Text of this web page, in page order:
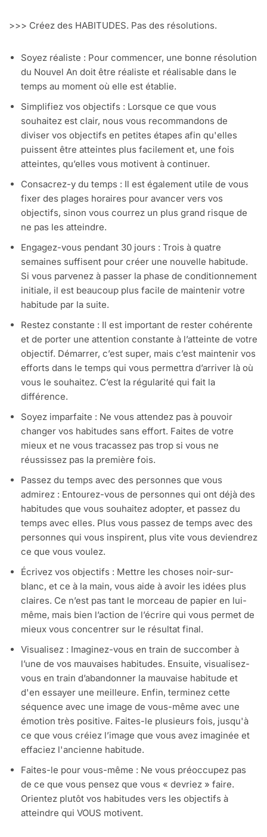
>>> Créez des HABITUDES. Pas des résolutions.
Soyez réaliste : Pour commencer, une bonne résolution
du Nouvel An doit être réaliste et réalisable dans le
temps au moment où elle est établie.
Simplifiez vos objectifs : Lorsque ce que vous
souhaitez est clair, nous vous recommandons de
diviser vos objectifs en petites étapes afin qu'elles
puissent être atteintes plus facilement et, une fois
atteintes, qu’elles vous motivent à continuer.
Consacrez-y du temps : Il est également utile de vous
fixer des plages horaires pour avancer vers vos
objectifs, sinon vous courrez un plus grand risque de
ne pas les atteindre.
Engagez-vous pendant 30 jours : Trois à quatre
semaines suffisent pour créer une nouvelle habitude.
Si vous parvenez à passer la phase de conditionnement
initiale, il est beaucoup plus facile de maintenir votre
habitude par la suite.
Restez constante : Il est important de rester cohérente
et de porter une attention constante à l’atteinte de votre
objectif. Démarrer, c’est super, mais c’est maintenir vos
efforts dans le temps qui vous permettra d’arriver là où
vous le souhaitez. C’est la régularité qui fait la
différence.
Soyez imparfaite : Ne vous attendez pas à pouvoir
changer vos habitudes sans effort. Faites de votre
mieux et ne vous tracassez pas trop si vous ne
réussissez pas la première fois.
Passez du temps avec des personnes que vous
admirez : Entourez-vous de personnes qui ont déjà des
habitudes que vous souhaitez adopter, et passez du
temps avec elles. Plus vous passez de temps avec des
personnes qui vous inspirent, plus vite vous deviendrez
ce que vous voulez.
Écrivez vos objectifs : Mettre les choses noir-sur-
blanc, et ce à la main, vous aide à avoir les idées plus
claires. Ce n’est pas tant le morceau de papier en lui-
même, mais bien l’action de l’écrire qui vous permet de
mieux vous concentrer sur le résultat final.
Visualisez : Imaginez-vous en train de succomber à
l’une de vos mauvaises habitudes. Ensuite, visualisez-
vous en train d’abandonner la mauvaise habitude et
d'en essayer une meilleure. Enfin, terminez cette
séquence avec une image de vous-même avec une
émotion très positive. Faites-le plusieurs fois, jusqu'à
ce que vous créiez l’image que vous avez imaginée et
effaciez l'ancienne habitude.
Faites-le pour vous-même : Ne vous préoccupez pas
de ce que vous pensez que vous « devriez » faire.
Orientez plutôt vos habitudes vers les objectifs à
atteindre qui VOUS motivent.